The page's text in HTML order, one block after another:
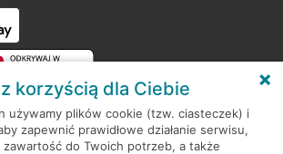
korzyścią dla Ciebie
używamy plików cookie (tzw. ciasteczek) i
zapewnić prawidłowe działanie serwisu,
do Twoich potrzeb, a także